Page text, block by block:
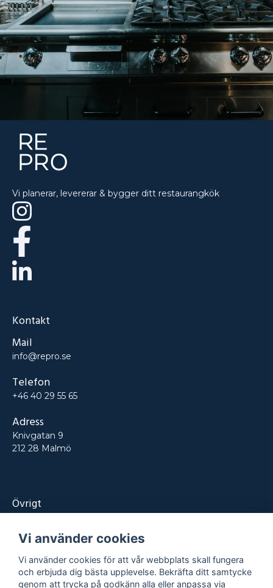
Vi planerar, levererar & bygger ditt restaurangkök
Kontakt
Mail
info@repro.se
Telefon
+46 40 29 55 65
Adress
Knivgatan 9
212 28 Malmö
Övrigt
Tjänster
Kontakt
Vi använder cookies
Vi använder cookies för att vår webbplats skall fungera
och erbjuda dig bästa upplevelse. Bekräfta ditt samtycke
genom att trycka på godkänn alla eller anpassa via